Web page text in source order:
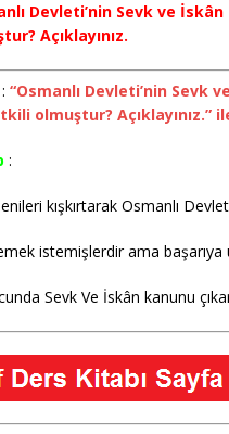
Devleti’nin Sevk ve
Açıklayınız.
: “Osmanlı Devleti’nin Sevk
olmuştur? Açıklayınız.”
:
kışkırtarak Osmanlı
istemişlerdir ama başarıya
Sevk Ve İskân kanunu